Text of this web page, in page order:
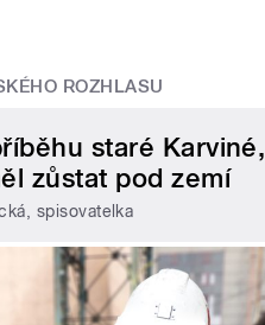
ROZHLASU
staré Karviné,
zůstat pod zemí
spisovatelka